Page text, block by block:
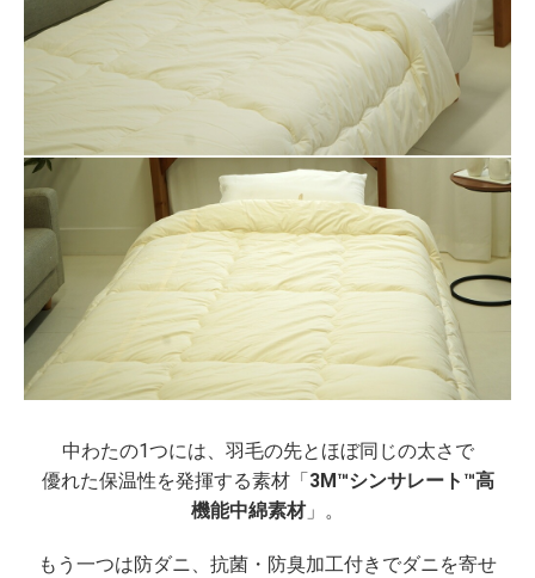
中わたの1つには、羽毛の先とほぼ同じの太さで
優れた保温性を発揮する素材「 3M™シンサレート™高
機能中綿素材」。
もう一つは防ダニ、抗菌・防臭加工付きでダニを寄せ